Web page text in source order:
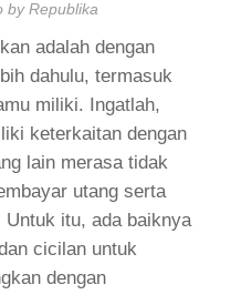
by Republika
adalah dengan
dahulu, termasuk
miliki. Ingatlah,
keterkaitan dengan
lain merasa tidak
utang serta
itu, ada baiknya
cicilan untuk
dengan